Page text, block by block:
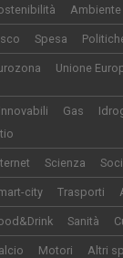
Ambiente
Spesa
Unione
Gas
Scienza
city Trasporti
Sanità
Motori Altri